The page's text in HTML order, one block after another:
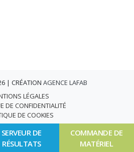
SERVEUR DE
RÉSULTATS
COMMANDE DE
MATÉRIEL
| CRÉATION AGENCE LAFAB
LÉGALES
DE CONFIDENTIALITÉ
DE COOKIES